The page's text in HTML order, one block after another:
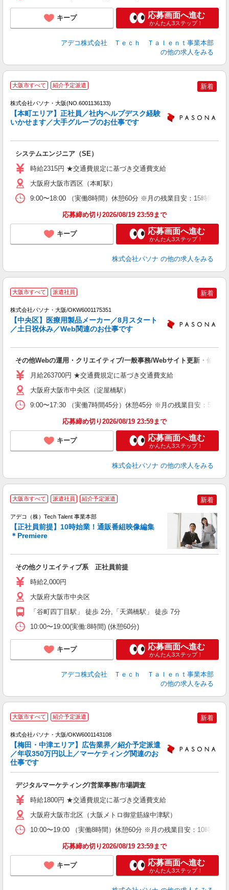
キープ 応募画面へ進む
かんたん3ステップ！
アデコ株式会社 Ｔｅｃｈ Ｔａｌｅｎｔ事業本部
の他の求人をみる
大阪市すべて 紹介予定派遣 新着
株式会社パソナ・大阪(NO.6001136133)
【本町エリア】正社員／社内ヘルプデスク経験
いかせます／大手グループのお仕事です
システムエンジニア（SE）
時給2315円 ★交通費規定に基づき交通費支給
大阪府大阪市西区（本町駅）
9:00〜18:00 （実働8時間）休憩60分 ※月の残業目安：15時間以
応募締め切り2026/08/19 23:59まで
キープ 応募画面へ進む
かんたん3ステップ！
株式会社パソナ の他の求人をみる
大阪市すべて 派遣社員 新着
株式会社パソナ・大阪/OKW6001175351
【中央区】医療用製品メーカー／8月スタート
／土日祝休み／Web関連のお仕事です
その他Webの運用・クリエイティブ/一般事務/Webサイト更新・修正
月給263700円 ★交通費規定に基づき交通費支給
大阪府大阪市中央区（淀屋橋駅）
9:00〜17:30 （実働7時間45分）休憩45分 ※月の残業目安：5時
応募締め切り2026/08/19 23:59まで
キープ 応募画面へ進む
かんたん3ステップ！
株式会社パソナ の他の求人をみる
大阪市すべて 派遣社員 紹介予定派遣 新着
アデコ（株）Tech Talent 事業本部
【正社員前提】10時始業！通販番組映像編集
＊Premiere
その他クリエイティブ系 正社員前提
時給2,000円
大阪府大阪市中央区
「谷町四丁目駅」 徒歩 2分,「天満橋駅」 徒歩 7分
10:00〜19:00(実働:8時間) (休憩60分)
キープ 応募画面へ進む
かんたん3ステップ！
アデコ株式会社 Ｔｅｃｈ Ｔａｌｅｎｔ事業本部
の他の求人をみる
大阪市すべて 紹介予定派遣 新着
株式会社パソナ・大阪/OKW6001143108
【梅田・中津エリア】広告業界／紹介予定派遣
／年収350万円以上／マーケティング関連のお
仕事です
デジタルマーケティング/営業事務/市場調査
時給1800円 ★交通費規定に基づき交通費支給
大阪府大阪市北区（大阪メトロ御堂筋線中津駅）
10:00〜19:00 （実働8時間）休憩60分 ※月の残業目安：10時間
応募締め切り2026/08/19 23:59まで
キープ 応募画面へ進む
かんたん3ステップ！